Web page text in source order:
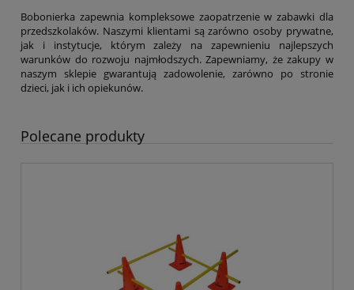
Bobonierka zapewnia kompleksowe zaopatrzenie w zabawki dla
przedszkolaków. Naszymi klientami są zarówno osoby prywatne,
jak i instytucje, którym zależy na zapewnieniu najlepszych
warunków do rozwoju najmłodszych. Zapewniamy, że zakupy w
naszym sklepie gwarantują zadowolenie, zarówno po stronie
dzieci, jak i ich opiekunów.
Polecane produkty